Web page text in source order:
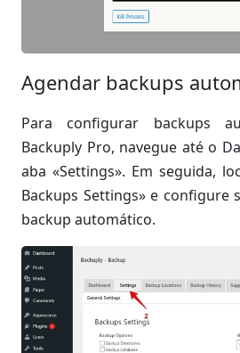
Agendar backups
Para configurar backups
Backuply Pro, navegue até o
aba «Settings». Em seguida,
Backups Settings» e configure
backup automático.